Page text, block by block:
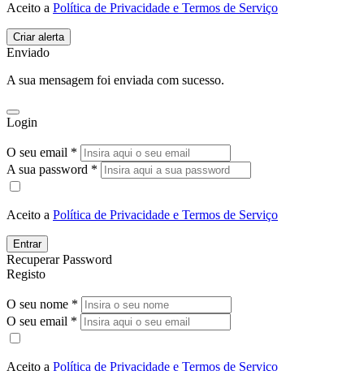
Aceito a Política de Privacidade e Termos de Serviço
Enviado
A sua mensagem foi enviada com sucesso.
Login
O seu email *
A sua password *
Aceito a Política de Privacidade e Termos de Serviço
Entrar
Recuperar Password
Registo
O seu nome *
O seu email *
Aceito a Política de Privacidade e Termos de Serviço